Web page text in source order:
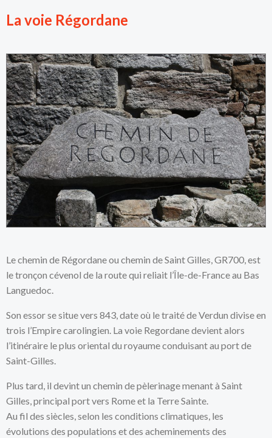
La voie Régordane
Le chemin de Régordane ou chemin de Saint Gilles, GR700, est
le tronçon cévenol de la route qui reliait l’Île-de-France au Bas
Languedoc.
Son essor se situe vers 843, date où le traité de Verdun divise en
trois l’Empire carolingien. La voie Regordane devient alors
l’itinéraire le plus oriental du royaume conduisant au port de
Saint-Gilles.
Plus tard, il devint un chemin de pèlerinage menant à Saint
Gilles, principal port vers Rome et la Terre Sainte.
Au fil des siècles, selon les conditions climatiques, les
évolutions des populations et des acheminements des